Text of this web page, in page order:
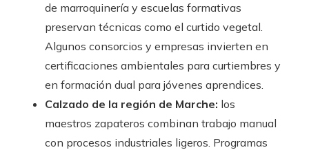
de marroquinería y escuelas formativas
preservan técnicas como el curtido vegetal.
Algunos consorcios y empresas invierten en
certificaciones ambientales para curtiembres y
en formación dual para jóvenes aprendices.
Calzado de la región de Marche: los
maestros zapateros combinan trabajo manual
con procesos industriales ligeros. Programas